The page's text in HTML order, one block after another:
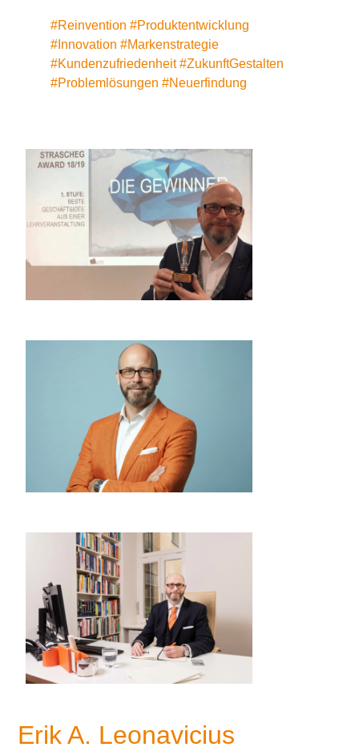
#Reinvention #Produktentwicklung
#Innovation #Markenstrategie
#Kundenzufriedenheit #ZukunftGestalten
#Problemlösungen #Neuerfindung
Erik A. Leonavicius